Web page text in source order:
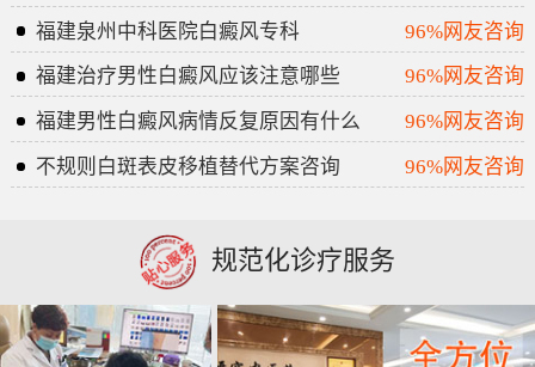
福建泉州中科医院白癜风专科
96%网友咨询
福建治疗男性白癜风应该注意哪些
96%网友咨询
福建男性白癜风病情反复原因有什么
96%网友咨询
不规则白斑表皮移植替代方案咨询
96%网友咨询
规范化诊疗服务